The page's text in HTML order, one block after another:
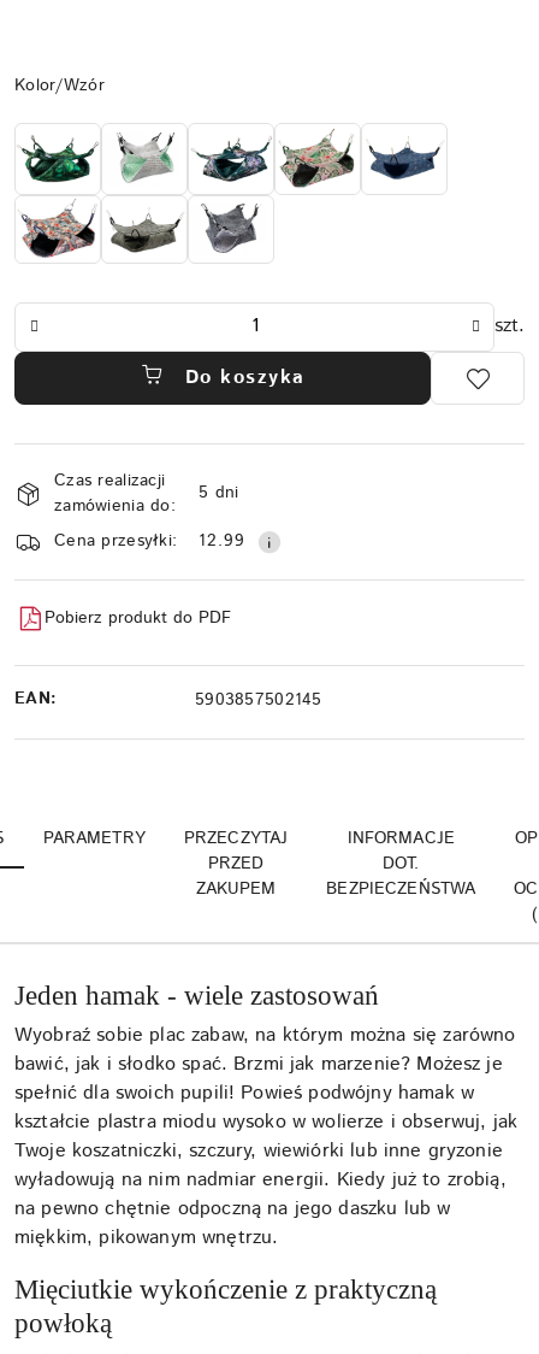
Wariant
Kolor/Wzór
Ilość
szt.
Do koszyka
i
dostawa
Czas realizacji
zamówienia do:
5 dni
Cena przesyłki:
12.99
Pobierz produkt do PDF
EAN: 5903857502145
PARAMETRY
PRZECZYTAJ
PRZED
ZAKUPEM
INFORMACJE
DOT.
BEZPIECZEŃSTWA
Jeden hamak - wiele zastosowań
Wyobraź sobie plac zabaw, na którym można się zarówno
bawić, jak i słodko spać. Brzmi jak marzenie? Możesz je
spełnić dla swoich pupili! Powieś podwójny hamak w
kształcie plastra miodu wysoko w wolierze i obserwuj, jak
Twoje koszatniczki, szczury, wiewiórki lub inne gryzonie
wyładowują na nim nadmiar energii. Kiedy już to zrobią,
na pewno chętnie odpoczną na jego daszku lub w
miękkim, pikowanym wnętrzu.
Mięciutkie wykończenie z praktyczną
powłoką